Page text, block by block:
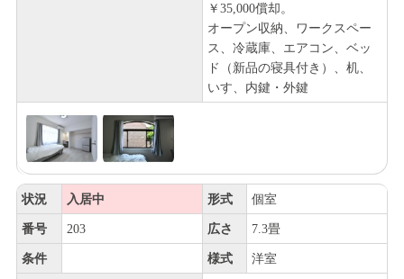
￥35,000償却。
オープン収納、ワークスペー
ス、冷蔵庫、エアコン、ベッ
ド（新品の寝具付き）、机、
いす、内鍵・外鍵
状況 入居中 形式 個室
番号 203 広さ 7.3畳
条件 様式 洋室